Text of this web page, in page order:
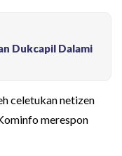
Dukcapil Dalami
celetukan netizen
merespon